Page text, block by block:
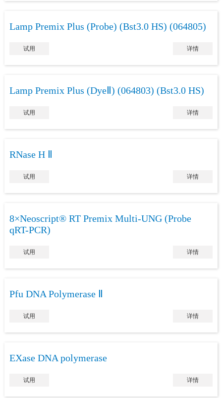
Lamp Premix Plus (Probe) (Bst3.0 HS) (064805)
试用 详情
Lamp Premix Plus (DyeⅡ) (064803) (Bst3.0 HS)
试用 详情
RNase H Ⅱ
试用 详情
8×Neoscript® RT Premix Multi-UNG (Probe
qRT-PCR)
试用 详情
Pfu DNA Polymerase Ⅱ
试用 详情
EXase DNA polymerase
试用 详情